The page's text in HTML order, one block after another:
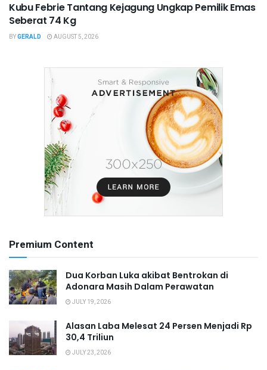
Kubu Febrie Tantang Kejagung Ungkap Pemilik Emas
Seberat 74 Kg
BYGERALD AUGUST 5, 2026
Premium Content
Dua Korban Luka akibat Bentrokan di
Adonara Masih Dalam Perawatan
JULY 19, 2026
Alasan Laba Melesat 24 Persen Menjadi Rp
30,4 Triliun
JULY 23, 2026